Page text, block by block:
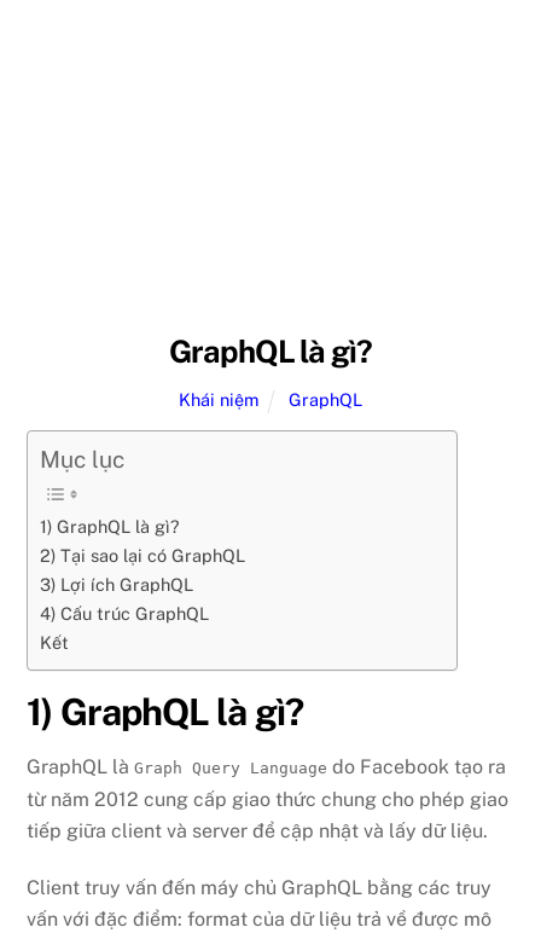
GraphQL là gì?
Khái niệm GraphQL
Mục lục
1) GraphQL là gì?
2) Tại sao lại có GraphQL
3) Lợi ích GraphQL
4) Cấu trúc GraphQL
Kết
1) GraphQL là gì?
GraphQL làGraph Query Language do Facebook tạo ra
từ năm 2012 cung cấp giao thức chung cho phép giao
tiếp giữa client và server để cập nhật và lấy dữ liệu.
Client truy vấn đến máy chủ GraphQL bằng các truy
vấn với đặc điểm: format của dữ liệu trả về được mô